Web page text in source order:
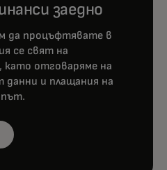
заедно
да процъфтявате в
се свят на
отговаряме на
данни и плащания на